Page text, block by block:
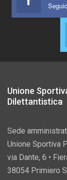
Unione
Dilettantistica
Sede
Unione Sportiva
via Dante, 6 •
38054 Primiero